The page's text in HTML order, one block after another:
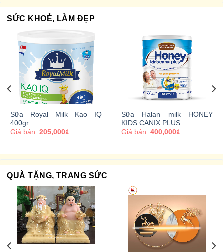
SỨC KHOẺ, LÀM ĐẸP
Sữa Royal Milk Kao IQ
400gr
Giá bán: 205,000₫
Sữa Halan milk HONEY
KIDS CANIX PLUS
Giá bán: 400,000₫
QUÀ TẶNG, TRANG SỨC